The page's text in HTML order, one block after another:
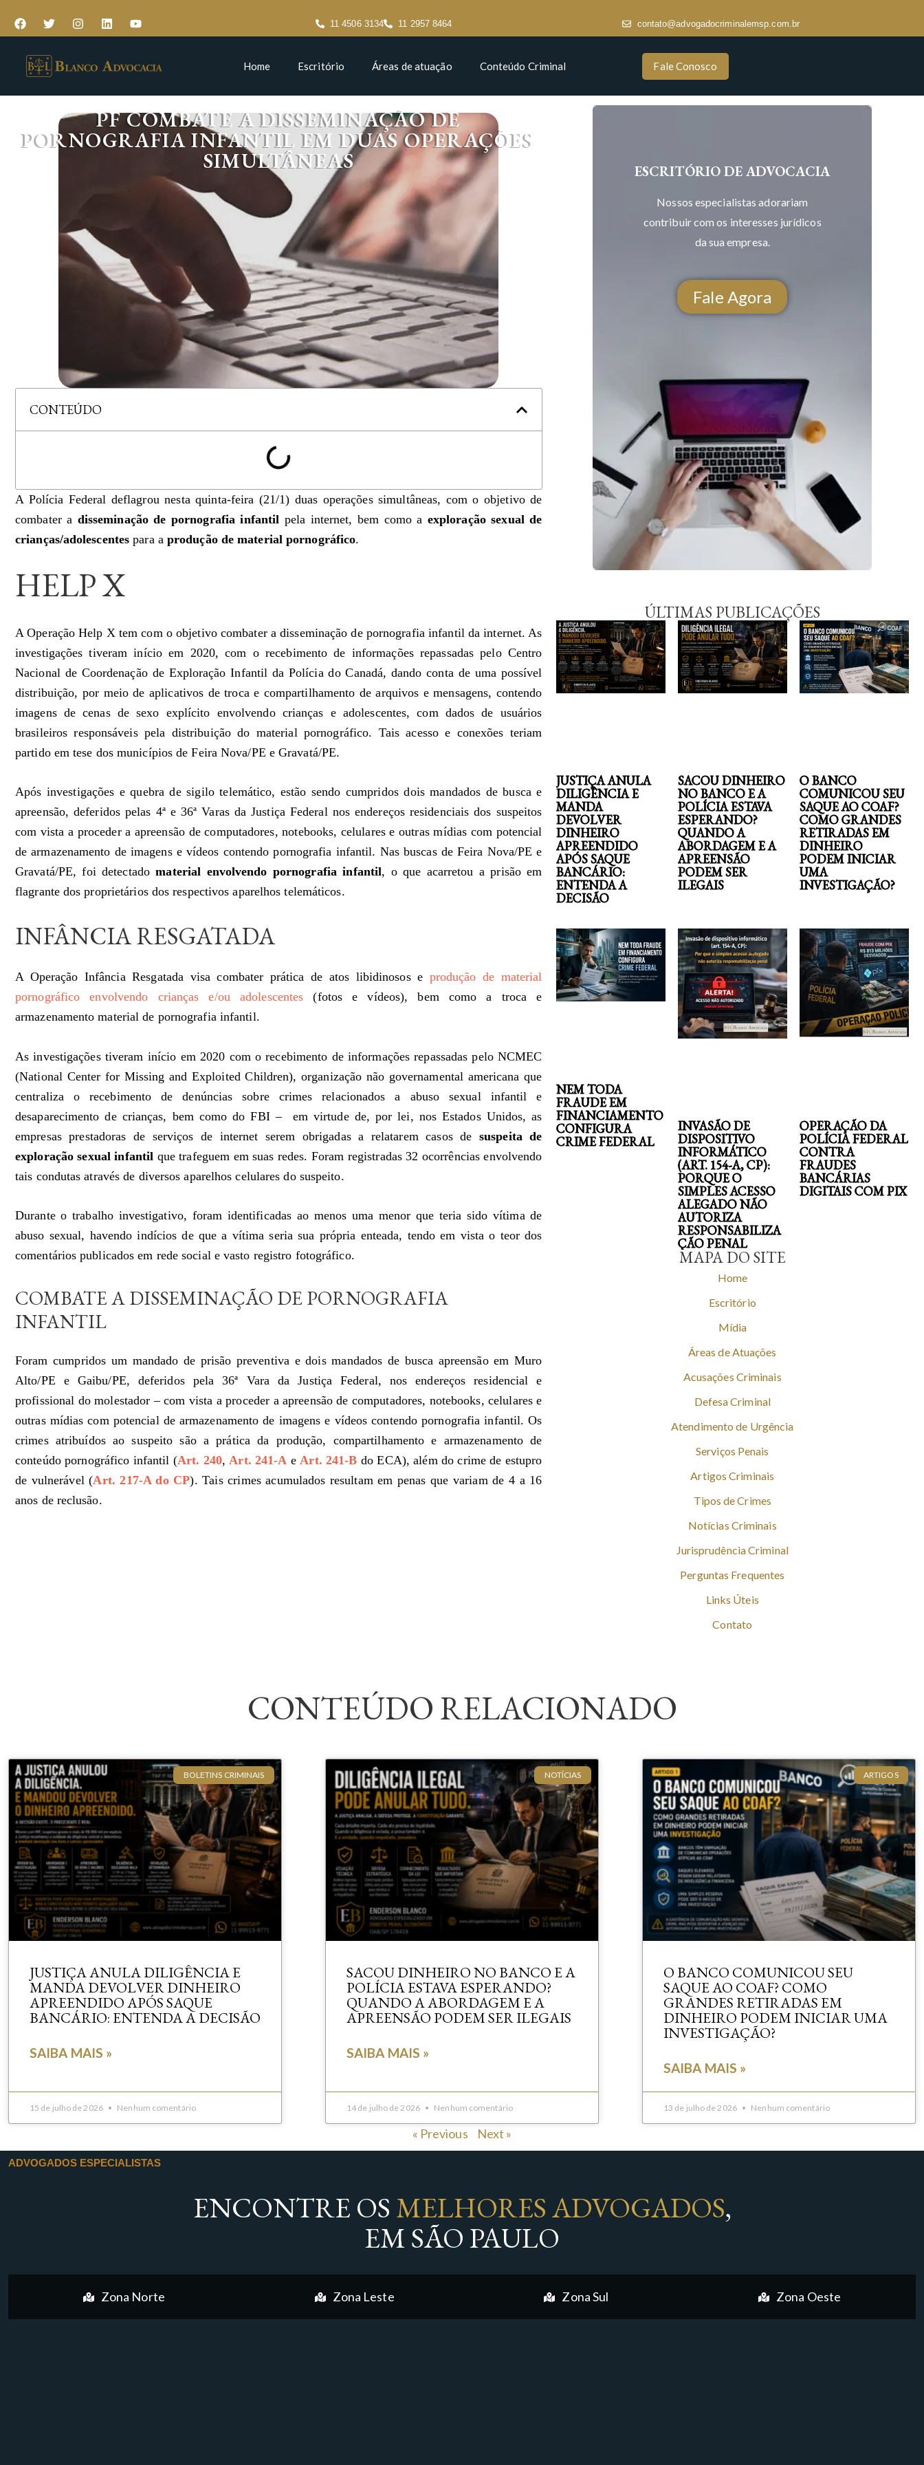
11 4506 3134 11 2957 8464 contato@advogadocriminalemsp.com.br
Home Escritório Áreas de atuação Conteúdo Criminal Fale Conosco
PF COMBATE A DISSEMINAÇÃO DE
PORNOGRAFIA INFANTIL EM DUAS OPERAÇÕES
SIMULTÂNEAS
CONTEÚDO
A Polícia Federal deflagrou nesta quinta-feira (21/1) duas operações simultâneas, com o objetivo de
combater a disseminação de pornografia infantil pela internet, bem como a exploração sexual de
crianças/adolescentes para a produção de material pornográfico.
HELP X
A Operação Help X tem com o objetivo combater a disseminação de pornografia infantil da internet. As
investigações tiveram início em 2020, com o recebimento de informações repassadas pelo Centro
Nacional de Coordenação de Exploração Infantil da Polícia do Canadá, dando conta de uma possível
distribuição, por meio de aplicativos de troca e compartilhamento de arquivos e mensagens, contendo
imagens de cenas de sexo explícito envolvendo crianças e adolescentes, com dados de usuários
brasileiros responsáveis pela distribuição do material pornográfico. Tais acesso e conexões teriam
partido em tese dos municípios de Feira Nova/PE e Gravatá/PE.
Após investigações e quebra de sigilo telemático, estão sendo cumpridos dois mandados de busca e
apreensão, deferidos pelas 4ª e 36ª Varas da Justiça Federal nos endereços residenciais dos suspeitos
com vista a proceder a apreensão de computadores, notebooks, celulares e outras mídias com potencial
de armazenamento de imagens e vídeos contendo pornografia infantil. Nas buscas de Feira Nova/PE e
Gravatá/PE, foi detectadomaterial envolvendo pornografia infantil, o que acarretou a prisão em
flagrante dos proprietários dos respectivos aparelhos telemáticos.
INFÂNCIA RESGATADA
A Operação Infância Resgatada visa combater prática de atos libidinosos e produção de material
pornográfico envolvendo crianças e/ou adolescentes (fotos e vídeos), bem como a troca e
armazenamento material de pornografia infantil.
As investigações tiveram início em 2020 com o recebimento de informações repassadas pelo NCMEC
(National Center for Missing and Exploited Children), organização não governamental americana que
centraliza o recebimento de denúncias sobre crimes relacionados a abuso sexual infantil e
desaparecimento de crianças, bem como do FBI – em virtude de, por lei, nos Estados Unidos, as
empresas prestadoras de serviços de internet serem obrigadas a relatarem casos de suspeita de
exploração sexual infantil que trafeguem em suas redes. Foram registradas 32 ocorrências envolvendo
tais condutas através de diversos aparelhos celulares do suspeito.
Durante o trabalho investigativo, foram identificadas ao menos uma menor que teria sido vítima de
abuso sexual, havendo indícios de que a vítima seria sua própria enteada, tendo em vista o teor dos
comentários publicados em rede social e vasto registro fotográfico.
COMBATE A DISSEMINAÇÃO DE PORNOGRAFIA
INFANTIL
Foram cumpridos um mandado de prisão preventiva e dois mandados de busca apreensão em Muro
Alto/PE e Gaibu/PE, deferidos pela 36ª Vara da Justiça Federal, nos endereços residencial e
profissional do molestador – com vista a proceder a apreensão de computadores, notebooks, celulares e
outras mídias com potencial de armazenamento de imagens e vídeos contendo pornografia infantil. Os
crimes atribuídos ao suspeito são a prática da produção, compartilhamento e armazenamento de
conteúdo pornográfico infantil (Art. 240, Art. 241-A e Art. 241-B do ECA), além do crime de estupro
de vulnerável (Art. 217-A do CP). Tais crimes acumulados resultam em penas que variam de 4 a 16
anos de reclusão.
ESCRITÓRIO DE ADVOCACIA
Nossos especialistas adorariam
contribuir com os interesses jurídicos
da sua empresa.
ÚLTIMAS PUBLICAÇÕES
Fale Agora
JUSTIÇA ANULA
DILIGÊNCIA E
MANDA
DEVOLVER
DINHEIRO
APREENDIDO
APÓS SAQUE
BANCÁRIO:
ENTENDA A
DECISÃO
SACOU DINHEIRO
NO BANCO E A
POLÍCIA ESTAVA
ESPERANDO?
QUANDO A
ABORDAGEM E A
APREENSÃO
PODEM SER
ILEGAIS
O BANCO
COMUNICOU SEU
SAQUE AO COAF?
COMO GRANDES
RETIRADAS EM
DINHEIRO
PODEM INICIAR
UMA
INVESTIGAÇÃO?
NEM TODA
FRAUDE EM
FINANCIAMENTO
CONFIGURA
CRIME FEDERAL
INVASÃO DE
DISPOSITIVO
INFORMÁTICO
(ART. 154-A, CP):
PORQUE O
SIMPLES ACESSO
ALEGADO NÃO
AUTORIZA
RESPONSABILIZA
ÇÃO PENAL
OPERAÇÃO DA
POLÍCIA FEDERAL
CONTRA
FRAUDES
BANCÁRIAS
DIGITAIS COM PIX
MAPA DO SITE
Home
Escritório
Mídia
Áreas de Atuações
Acusações Criminais
Defesa Criminal
Atendimento de Urgência
Serviços Penais
Artigos Criminais
Tipos de Crimes
Notícias Criminais
Jurisprudência Criminal
Perguntas Frequentes
Links Úteis
Contato
CONTEÚDO RELACIONADO
BOLETINS CRIMINAIS
JUSTIÇA ANULA DILIGÊNCIA E
MANDA DEVOLVER DINHEIRO
APREENDIDO APÓS SAQUE
BANCÁRIO: ENTENDA A DECISÃO
SAIBA MAIS »
15 de julho de 2026 Nenhum comentário
NOTÍCIAS
SACOU DINHEIRO NO BANCO E A
POLÍCIA ESTAVA ESPERANDO?
QUANDO A ABORDAGEM E A
APREENSÃO PODEM SER ILEGAIS
SAIBA MAIS »
14 de julho de 2026 Nenhum comentário
ARTIGOS
O BANCO COMUNICOU SEU
SAQUE AO COAF? COMO
GRANDES RETIRADAS EM
DINHEIRO PODEM INICIAR UMA
INVESTIGAÇÃO?
SAIBA MAIS »
13 de julho de 2026 Nenhum comentário
« Previous Next »
ADVOGADOS ESPECIALISTAS
ENCONTRE OS MELHORES ADVOGADOS,
EM SÃO PAULO
Zona Norte Zona Leste Zona Sul Zona Oeste